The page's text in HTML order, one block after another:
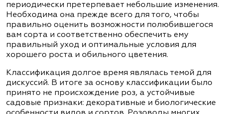
периодически претерпевает небольшие изменения.
Необходима она прежде всего для того, чтобы
правильно оценить возможности полюбившегося
вам сорта и соответственно обеспечить ему
правильный уход и оптимальные условия для
хорошего роста и обильного цветения.
Классификация долгое время являлась темой для
дискуссий. В итоге за основу классификации было
принято не происхождение роз, а устойчивые
садовые признаки: декоративные и биологические